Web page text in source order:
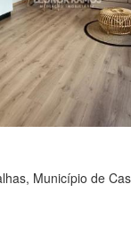
Município de